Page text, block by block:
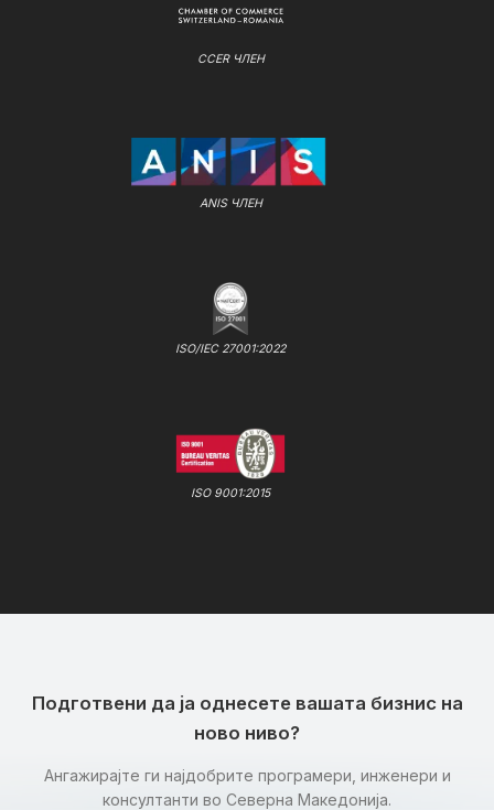
CCER ЧЛЕН
ANIS ЧЛЕН
ISO/IEC 27001:2022
ISO 9001:2015
Подготвени да ја однесете вашата бизнис на
ново ниво?
Ангажирајте ги најдобрите програмери, инженери и
консултанти во Северна Македонија.